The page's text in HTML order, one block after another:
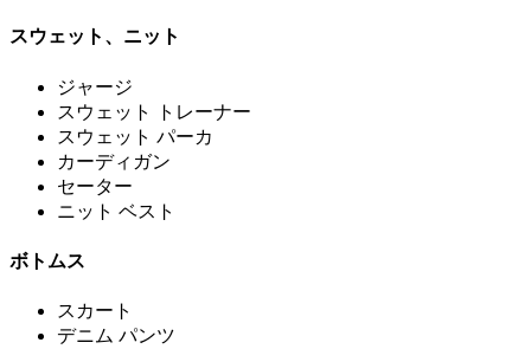
スウェット、ニット
ジャージ
スウェット トレーナー
スウェット パーカ
カーディガン
セーター
ニット ベスト
ボトムス
スカート
デニム パンツ